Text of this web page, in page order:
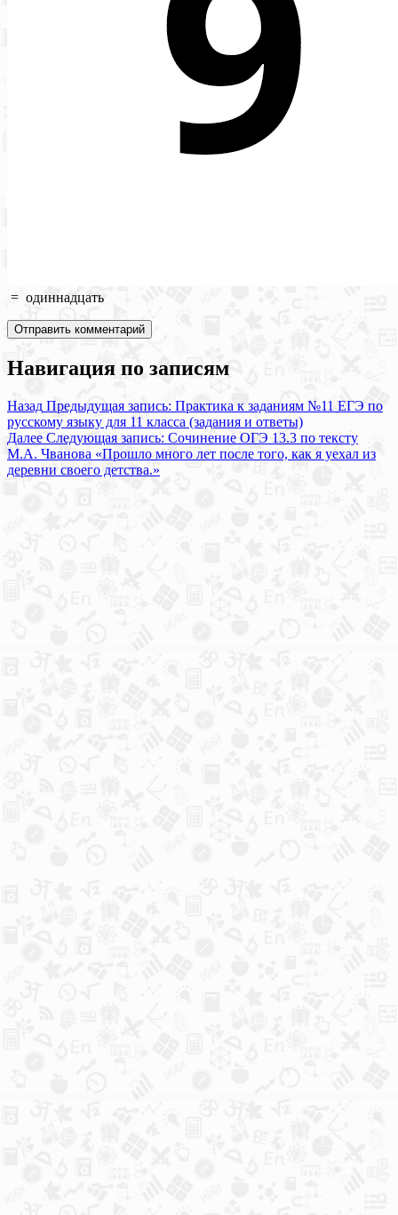
= одиннадцать
Навигация по записям
Назад Предыдущая запись: Практика к заданиям №11 ЕГЭ по
русскому языку для 11 класса (задания и ответы)
Далее Следующая запись: Сочинение ОГЭ 13.3 по тексту
М.А. Чванова «Прошло много лет после того, как я уехал из
деревни своего детства.»